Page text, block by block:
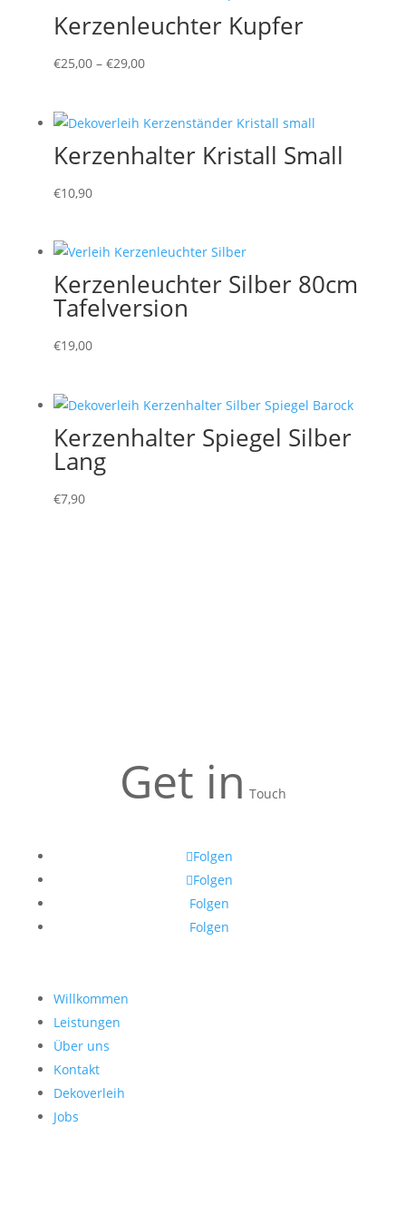
Kerzenleuchter Kupfer
€25,00– €29,00
Kerzenhalter Kristall Small
€10,90
Kerzenleuchter Silber 80cm
Tafelversion
€19,00
Kerzenhalter Spiegel Silber
Lang
€7,90
Get in Touch
Folgen
Folgen
Folgen
Folgen
Willkommen
Leistungen
Über uns
Kontakt
Dekoverleih
Jobs